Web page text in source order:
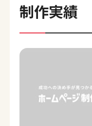
制作実績